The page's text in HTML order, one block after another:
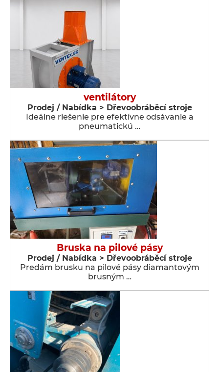
ventilátory
Prodej / Nabídka > Dřevoobráběcí stroje
Ideálne riešenie pre efektívne odsávanie a
pneumatickú …
Bruska na pilové pásy
Prodej / Nabídka > Dřevoobráběcí stroje
Predám brusku na pilové pásy diamantovým
brusným …